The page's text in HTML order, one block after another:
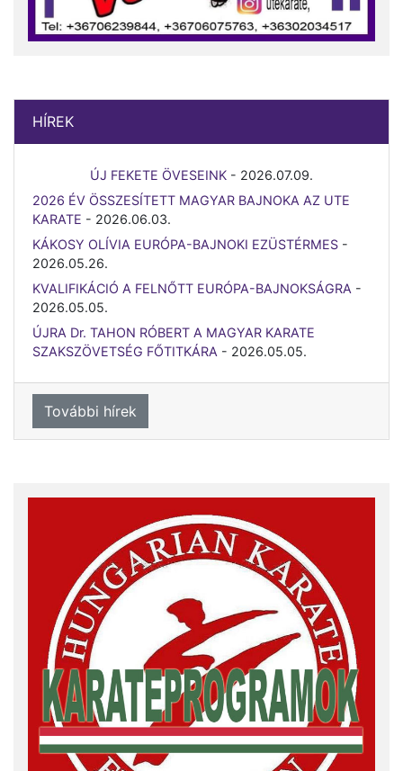
HÍREK
ÚJ FEKETE ÖVESEINK - 2026.07.09.
2026 ÉV ÖSSZESÍTETT MAGYAR BAJNOKA AZ UTE
KARATE - 2026.06.03.
KÁKOSY OLÍVIA EURÓPA-BAJNOKI EZÜSTÉRMES -
2026.05.26.
KVALIFIKÁCIÓ A FELNŐTT EURÓPA-BAJNOKSÁGRA -
2026.05.05.
ÚJRA Dr. TAHON RÓBERT A MAGYAR KARATE
SZAKSZÖVETSÉG FŐTITKÁRA - 2026.05.05.
További hírek